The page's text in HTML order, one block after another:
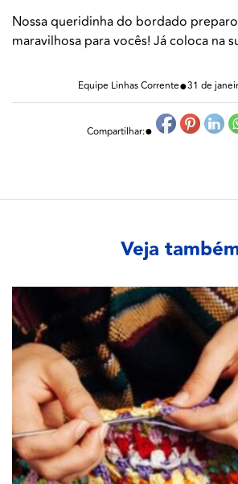
Nossa queridinha do bordado
maravilhosa para vocês! Já coloca na
Equipe Linhas Corrente●31 de
Compartilhar:●
Veja